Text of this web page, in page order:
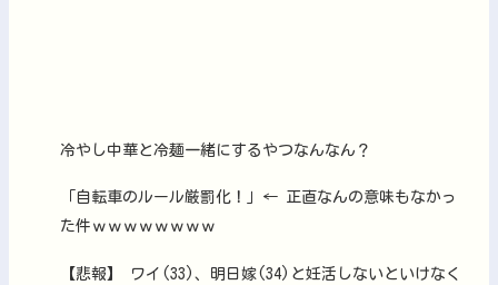
冷やし中華と冷麺一緒にするやつなんなん？
「自転車のルール厳罰化！」← 正直なんの意味もなかっ
た件ｗｗｗｗｗｗｗｗ
【悲報】 ワイ(33)、明日嫁(34)と妊活しないといけなく